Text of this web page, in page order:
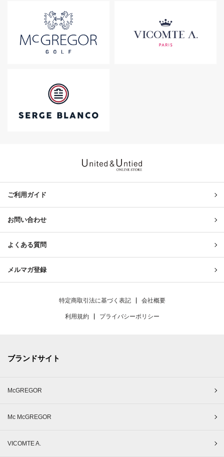
ご利用ガイド
お問い合わせ
よくある質問
メルマガ登録
特定商取引法に基づく表記 会社概要
利用規約 プライバシーポリシー
ブランドサイト
McGREGOR
Mc McGREGOR
VICOMTE A.